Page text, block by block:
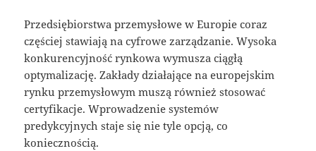
Przedsiębiorstwa przemysłowe w Europie coraz
częściej stawiają na cyfrowe zarządzanie. Wysoka
konkurencyjność rynkowa wymusza ciągłą
optymalizację. Zakłady działające na europejskim
rynku przemysłowym muszą również stosować
certyfikacje. Wprowadzenie systemów
predykcyjnych staje się nie tyle opcją, co
koniecznością.